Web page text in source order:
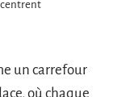
un carrefour
où chaque